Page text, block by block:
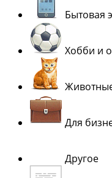
Бытовая
Хобби и
Для
Другое